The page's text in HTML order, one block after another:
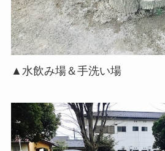
▲水飲み場＆手洗い場